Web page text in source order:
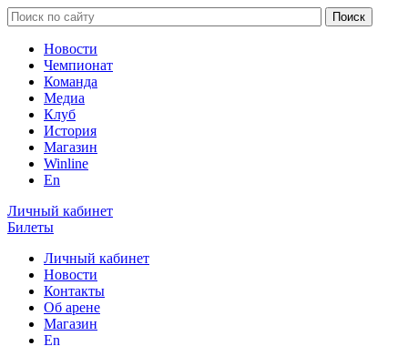
Новости
Чемпионат
Команда
Медиа
Клуб
История
Магазин
Winline
En
Личный кабинет
Билеты
Личный кабинет
Новости
Контакты
Об арене
Магазин
En